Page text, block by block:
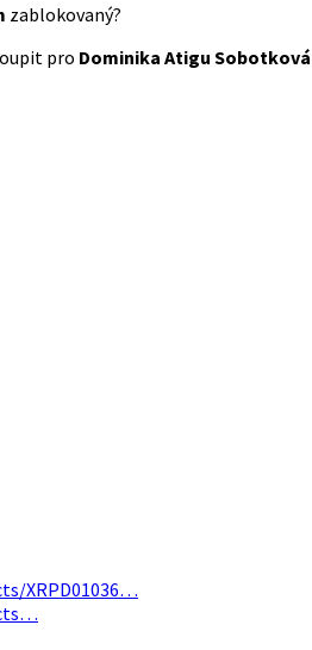
zablokovaný?
pro Dominika Atigu Sobotková
XRPD01036…